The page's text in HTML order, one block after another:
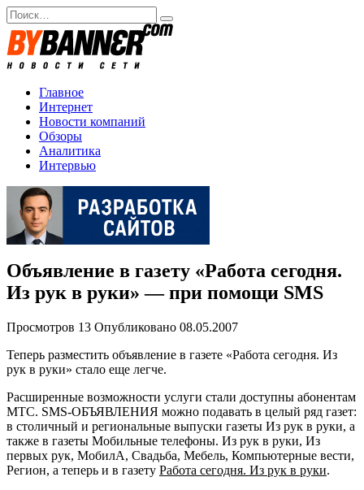
Перейти
к
содержанию
Search
for:
Главное
Интернет
Новости компаний
Обзоры
Аналитика
Интервью
Объявление в газету «Работа сегодня.
Из рук в руки» — при помощи SMS
Просмотров 13 Опубликовано 08.05.2007
Теперь разместить объявление в газете «Работа сегодня. Из
рук в руки» стало еще легче.
Расширенные возможности услуги стали доступны абонентам
МТС. SMS-ОБЪЯВЛЕНИЯ можно подавать в целый ряд газет:
в столичный и региональные выпуски газеты Из рук в руки, а
также в газеты Мобильные телефоны. Из рук в руки, Из
первых рук, МобилА, Свадьба, Мебель, Компьютерные вести,
Регион, а теперь и в газету Работа сегодня. Из рук в руки.